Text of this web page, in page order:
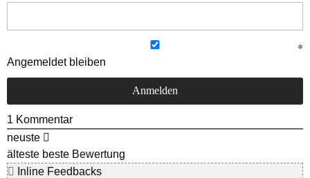
Angemeldet bleiben
1 Kommentar
neuste
älteste beste Bewertung
Inline Feedbacks